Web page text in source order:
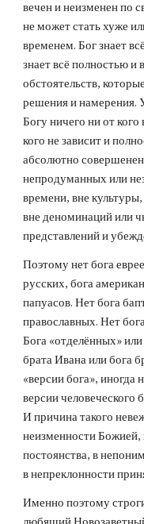
вечен и неизменен по
не может стать хуже
временем. Бог знает
знает всё полностью и
обстоятельств,
решения и намерения.
Богу ничего ни от
кого не зависит и
абсолютно
непродуманных или
времени, вне
вне деноминаций или
представлений и
Поэтому нет бога
русских, бога
папуасов. Нет бога
православных. Нет
Бога «отделённых»
брата Ивана или бога
«версии бога», иногда
версии человеческого
И причина такого
неизменности Божией,
постоянства, в
в непреклонности
Именно поэтому